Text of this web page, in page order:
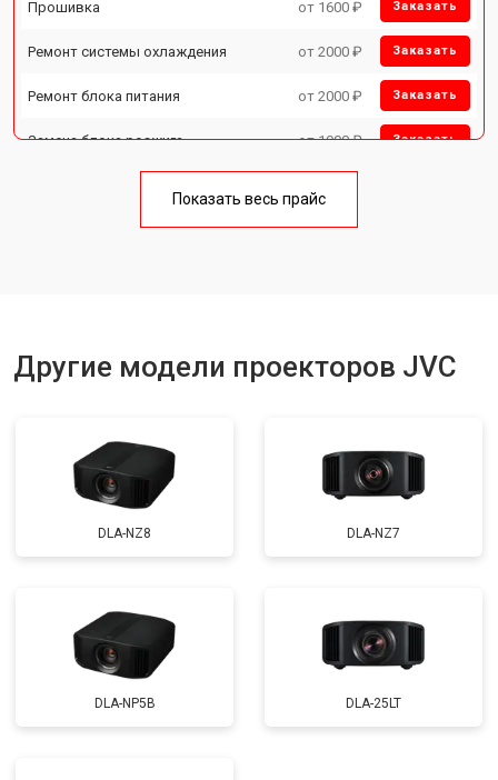
Прошивка от 1600 ₽ Заказать
Ремонт системы охлаждения от 2000 ₽ Заказать
Ремонт блока питания от 2000 ₽ Заказать
Замена блока розжига от 1900 ₽ Заказать
Показать весь прайс
Другие модели проекторов JVC
DLA-NZ8 DLA-NZ7
DLA-NP5B DLA-25LT